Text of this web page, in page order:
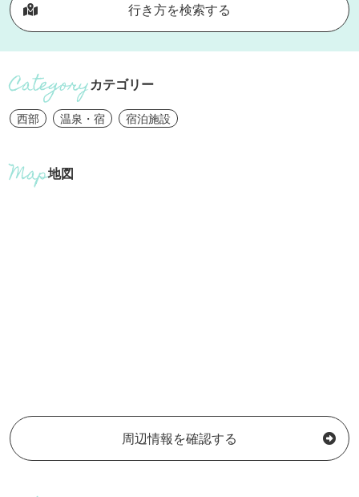
行き方を検索する
カテゴリー
西部 温泉・宿 宿泊施設
地図
周辺情報を確認する